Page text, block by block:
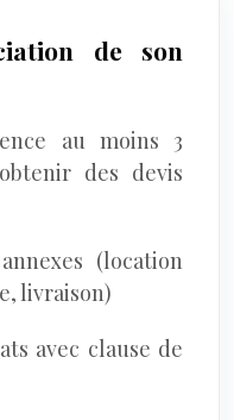
de son
au moins 3
des devis
(location
livraison)
avec clause de